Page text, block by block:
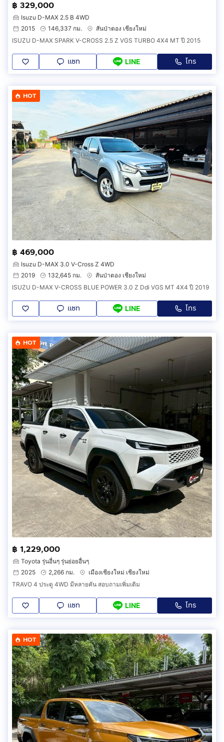
฿ 329,000
Isuzu D-MAX 2.5 B 4WD
2015
146,337 กม.
สันป่าตอง เชียงใหม่
ISUZU D-MAX SPARK V-CROSS 2.5 Z VGS TURBO 4X4 MT ปี 2015
แชท LINE โทร
HOT
฿ 469,000
Isuzu D-MAX 3.0 V-Cross Z 4WD
2019
132,645 กม.
สันป่าตอง เชียงใหม่
ISUZU D-MAX V-CROSS BLUE POWER 3.0 Z Ddi VGS MT 4X4 ปี 2019
แชท LINE โทร
HOT
฿ 1,229,000
Toyota รุ่นอื่นๆ รุ่นย่อยอื่นๆ
2025
2,266 กม.
เมืองเชียงใหม่ เชียงใหม่
TRAVO 4 ประตู 4WD มีหลายคัน สอบถามเพิ่มเติม
แชท LINE โทร
HOT